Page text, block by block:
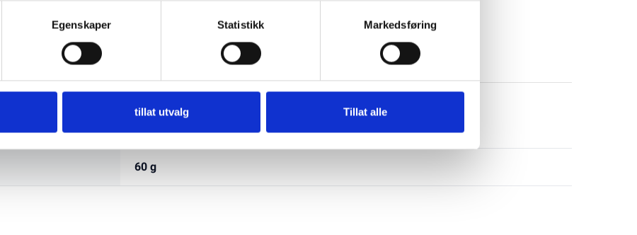
Egenskaper Statistikk Markedsføring
tillat utvalg Tillat alle
25x60x25 mm
60 g